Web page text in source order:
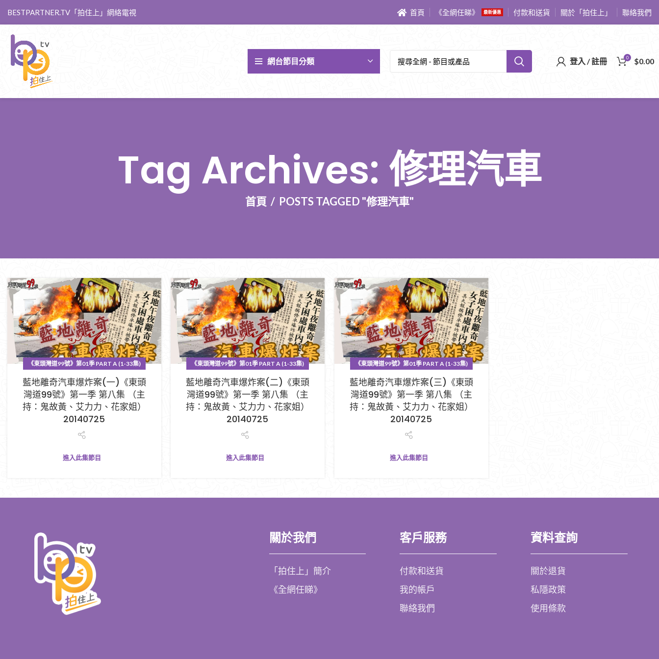
BESTPARTNER.TV「拍住上」網絡電視 首頁 《全網任睇》 最新優惠 付款和送貨 關於「拍住上」 聯絡我們
網台節目分類 登入 / 註冊 0 $0.00
Tag Archives: 修理汽車
首頁 POSTS TAGGED "修理汽車"
《東頭灣道99號》第01季 PART A (1-33集)
藍地離奇汽車爆炸案(一)《東頭
灣道99號》第一季 第八集 （主
持：鬼故黃、艾力力、花家姐）
20140725
進入此集節目
《東頭灣道99號》第01季 PART A (1-33集)
藍地離奇汽車爆炸案(二)《東頭
灣道99號》第一季 第八集 （主
持：鬼故黃、艾力力、花家姐）
20140725
進入此集節目
《東頭灣道99號》第01季 PART A (1-33集)
藍地離奇汽車爆炸案(三)《東頭
灣道99號》第一季 第八集 （主
持：鬼故黃、艾力力、花家姐）
20140725
進入此集節目
關於我們
「拍住上」簡介
《全網任睇》
客戶服務
付款和送貨
我的帳戶
聯絡我們
資料查詢
關於退貨
私隱政策
使用條款